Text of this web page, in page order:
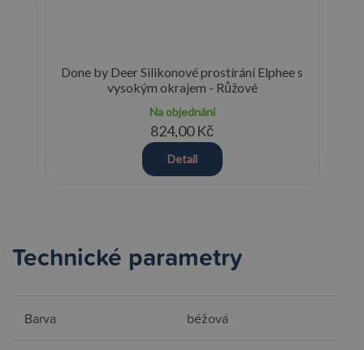
Done by Deer Silikonové prostírání Elphee s
vysokým okrajem - Růžové
Na objednání
824,00 Kč
Detail
Technické parametry
Barva béžová